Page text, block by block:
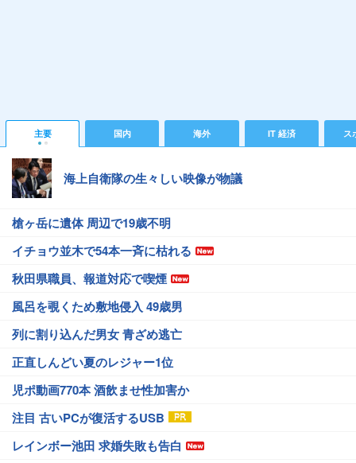
主要 国内 海外 IT 経済 ス
海上自衛隊の生々しい映像が物議
槍ヶ岳に遺体 周辺で19歳不明
イチョウ並木で54本一斉に枯れる
秋田県職員、報道対応で喫煙
風呂を覗くため敷地侵入 49歳男
列に割り込んだ男女 青ざめ逃亡
正直しんどい夏のレジャー1位
児ポ動画770本 酒飲ませ性加害か
注目 古いPCが復活するUSB
レインボー池田 求婚失敗も告白